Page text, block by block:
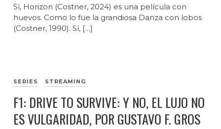
Sí, Horizon (Costner, 2024) es una película con
huevos. Como lo fue la grandiosa Danza con lobos
(Costner, 1990). Sí, […]
SERIES STREAMING
F1: DRIVE TO SURVIVE: Y NO, EL LUJO NO
ES VULGARIDAD, POR GUSTAVO F. GROS